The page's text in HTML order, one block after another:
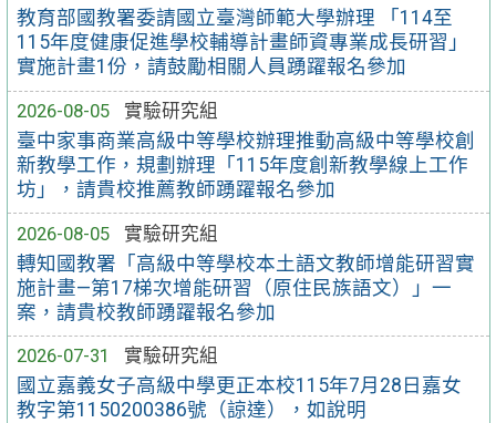
教育部國教署委請國立臺灣師範大學辦理 「114至
115年度健康促進學校輔導計畫師資專業成長研習」
實施計畫1份，請鼓勵相關人員踴躍報名參加
2026-08-05
實驗研究組
臺中家事商業高級中等學校辦理推動高級中等學校創
新教學工作，規劃辦理「115年度創新教學線上工作
坊」，請貴校推薦教師踴躍報名參加
2026-08-05
實驗研究組
轉知國教署「高級中等學校本土語文教師增能研習實
施計畫—第17梯次增能研習（原住民族語文）」一
案，請貴校教師踴躍報名參加
2026-07-31
實驗研究組
國立嘉義女子高級中學更正本校115年7月28日嘉女
教字第1150200386號（諒達），如說明